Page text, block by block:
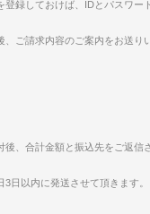
登録しておけば、IDとパスワー
、ご請求内容のご案内をお送り
後、合計金額と振込先をご返信
3日以内に発送させて頂きます。